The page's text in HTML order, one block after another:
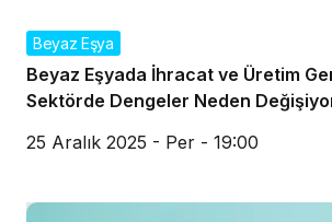
Beyaz Eşya
Beyaz Eşyada İhracat ve Üretim
Sektörde Dengeler Neden
25 Aralık 2025 - Per - 19:00